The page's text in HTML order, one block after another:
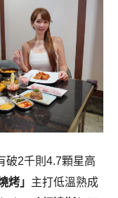
破2千則4.7顆星高
烤」 主打低溫熟成